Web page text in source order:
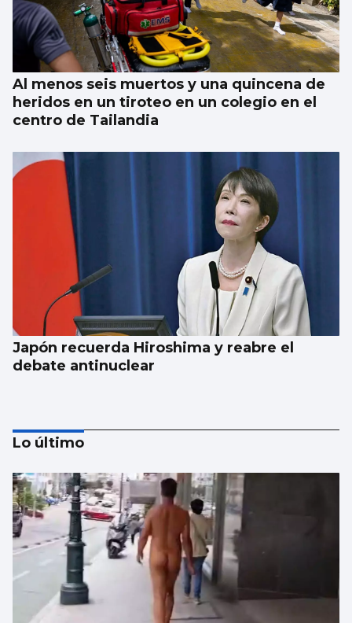
Al menos seis muertos y una quincena de
heridos en un tiroteo en un colegio en el
centro de Tailandia
Japón recuerda Hiroshima y reabre el
debate antinuclear
Trump amenaza con un golpe “muy duro”
si Ormuz no abre
Lo último